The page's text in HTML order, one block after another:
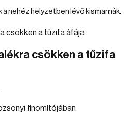
nehéz helyzetben lévő kismamák.
csökken a tűzifa